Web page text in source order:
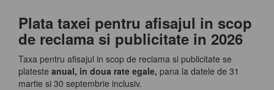
Plata taxei pentru afisajul in scop
de reclama si publicitate in 2026
Taxa pentru afisajul in scop de reclama si publicitate se
plateste anual, in doua rate egale, pana la datele de 31
martie si 30 septembrie inclusiv.